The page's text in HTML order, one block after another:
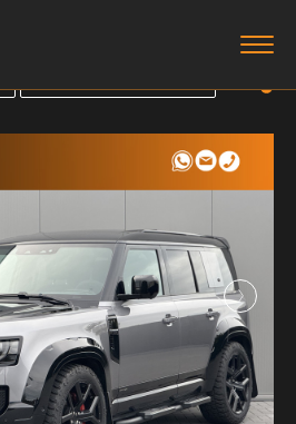
Diensten
Over ons
Contact
Terug naar overzicht